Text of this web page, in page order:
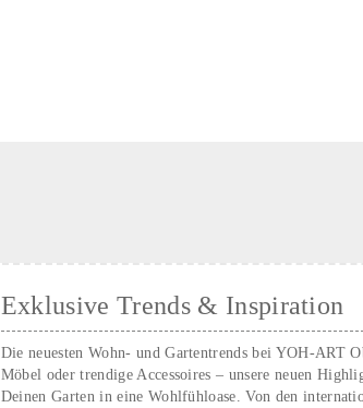
Exklusive Trends & Inspiration
Die neuesten Wohn- und Gartentrends bei YOH‑ART
Möbel oder trendige Accessoires – unsere neuen
Deinen Garten in eine Wohlfühloase. Von den